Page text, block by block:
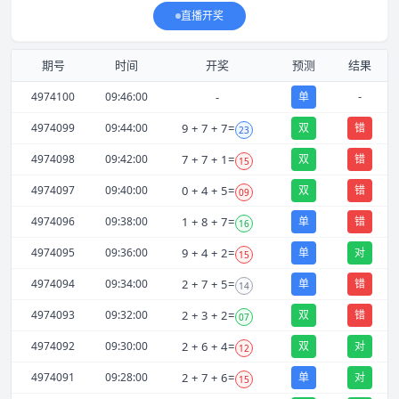
直播开奖
期号 时间 开奖 预测 结果
4974100 09:46:00 - 单 -
4974099 09:44:00 9 + 7 + 7= 23 双 错
4974098 09:42:00 7 + 7 + 1= 15 双 错
4974097 09:40:00 0 + 4+ 5= 09 双 错
4974096 09:38:00 1 + 8 + 7= 16 单 错
4974095 09:36:00 9 + 4+ 2= 15 单 对
4974094 09:34:00 2 + 7 + 5= 14 单 错
4974093 09:32:00 2 + 3 + 2= 07 双 错
4974092 09:30:00 2 + 6 + 4= 12 双 对
4974091 09:28:00 2 + 7 + 6= 15 单 对